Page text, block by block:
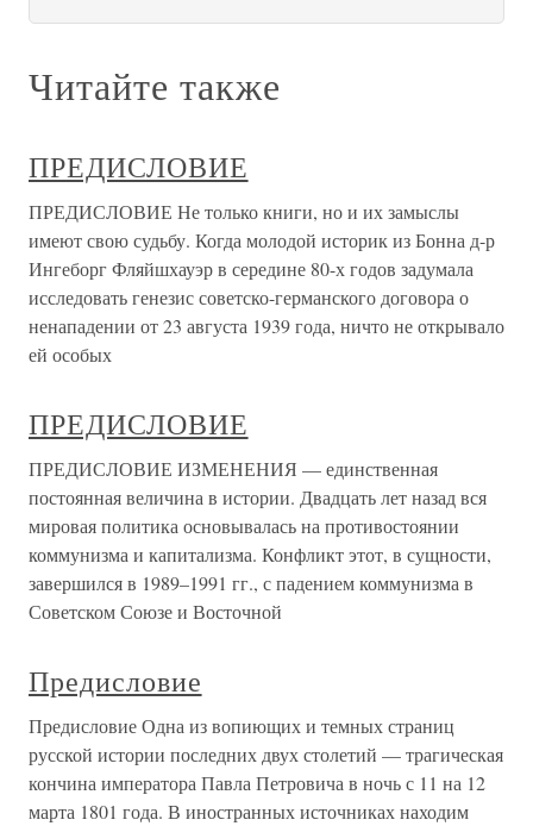
Читайте также
ПРЕДИСЛОВИЕ
ПРЕДИСЛОВИЕ Не только книги, но и их замыслы
имеют свою судьбу. Когда моло­дой историк из Бонна д-р
Ингеборг Фляйшхауэр в середине 80-х годов задумала
исследовать генезис советско-германского договора о
ненапа­дении от 23 августа 1939 года, ничто не открывало
ей особых
ПРЕДИСЛОВИЕ
ПРЕДИСЛОВИЕ ИЗМЕНЕНИЯ — единственная
постоянная величина в истории. Двадцать лет назад вся
мировая политика основывалась на противостоянии
коммунизма и капитализма. Конфликт этот, в сущности,
завершился в 1989–1991 гг., с падением коммунизма в
Советском Союзе и Восточной
Предисловие
Предисловие Одна из вопиющих и темных страниц
русской истории последних двух столетий — трагическая
кончина императора Павла Петровича в ночь с 11 на 12
марта 1801 года. В иностранных источниках находим